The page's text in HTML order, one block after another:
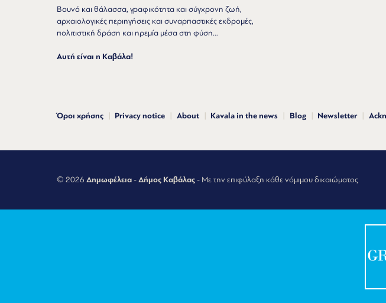
Βουνό και θάλασσα, γραφικότητα και σύγχρονη ζωή,
αρχαιολογικές περιηγήσεις και συναρπαστικές εκδρομές,
πολιτιστική δράση και ηρεμία μέσα στη φύση...
Αυτή είναι η Καβάλα!
Όροι χρήσης Privacy notice About Kavala in the news Blog Newsletter
© 2026 Δημωφέλεια- Δήμος Καβάλας- Με την επιφύλαξη κάθε νόμιμου δικαιώματος